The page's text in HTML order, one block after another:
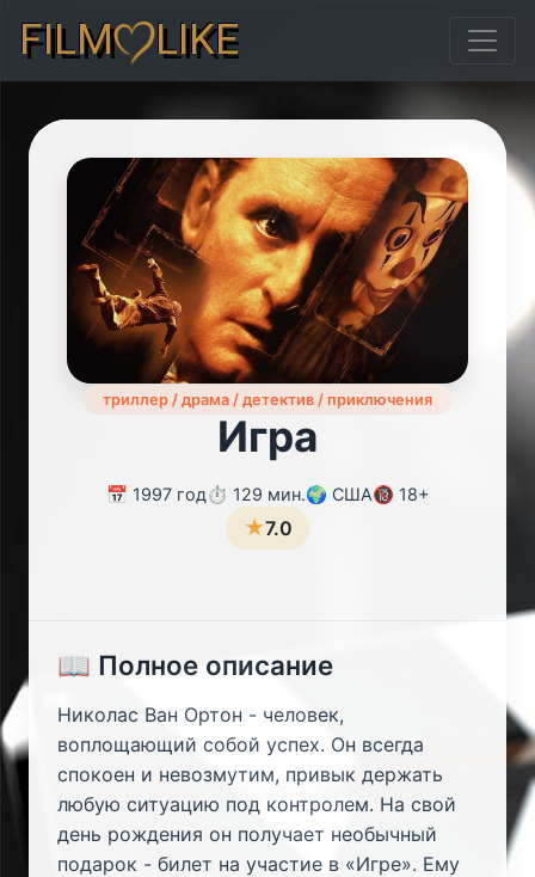
FILM LIKE
триллер / драма / детектив / приключения
Игра
📅 1997 год⏱️ 129 мин.🌍 США🔞 18+
★7.0
📖 Полное описание
Николас Ван Ортон - человек,
воплощающий собой успех. Он всегда
спокоен и невозмутим, привык держать
любую ситуацию под контролем. На свой
день рождения он получает необычный
подарок - билет на участие в «Игре». Ему